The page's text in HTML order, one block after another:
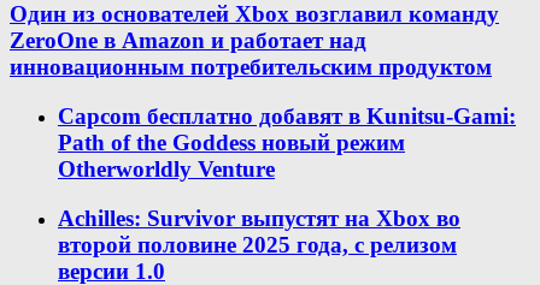
Один из основателей Xbox возглавил команду
ZeroOne в Amazon и работает над
инновационным потребительским продуктом
Capcom бесплатно добавят в Kunitsu-Gami:
Path of the Goddess новый режим
Otherworldly Venture
Achilles: Survivor выпустят на Xbox во
второй половине 2025 года, с релизом
версии 1.0